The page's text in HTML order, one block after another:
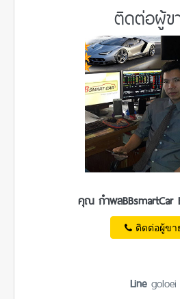
ติดต่อผู้ข
คุณ กำพลBBsmartCar
ติดต่อผู้ขา
Linegoloei